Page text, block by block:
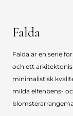
Falda
Falda är en serie
och ett
minimalistisk
milda elfenbens-